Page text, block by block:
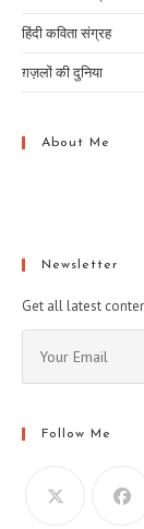
हिंदी कविता संग्रह
ग़ज़लों की दुनिया
About Me
Newsletter
Get all latest
Follow Me